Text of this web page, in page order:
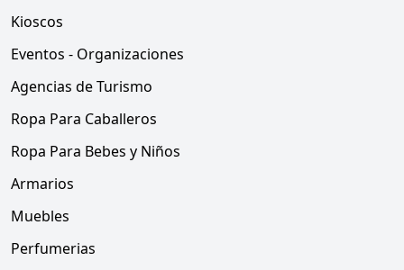
Kioscos
Eventos - Organizaciones
Agencias de Turismo
Ropa Para Caballeros
Ropa Para Bebes y Niños
Armarios
Muebles
Perfumerias